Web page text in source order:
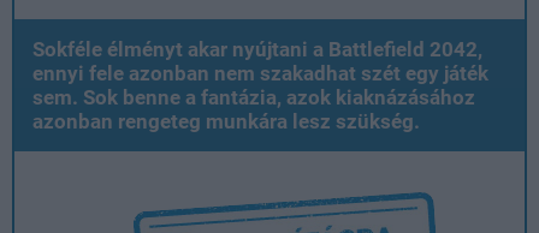
Sokféle élményt akar nyújtani a Battlefield 2042,
ennyi fele azonban nem szakadhat szét egy játék
sem. Sok benne a fantázia, azok kiaknázásához
azonban rengeteg munkára lesz szükség.